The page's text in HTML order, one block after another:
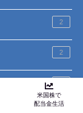
2
2
米国株で
配当金生活